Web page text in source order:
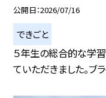
公開日 2026/07/16
できごと
５年生の総合的な学
ていただきました。ブ